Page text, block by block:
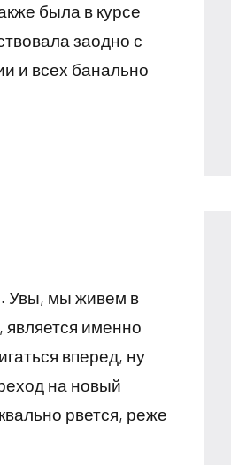
была в курсе
заодно с
и всех банально
Увы, мы живем в
именно
вперед, ну
на новый
рвется, реже